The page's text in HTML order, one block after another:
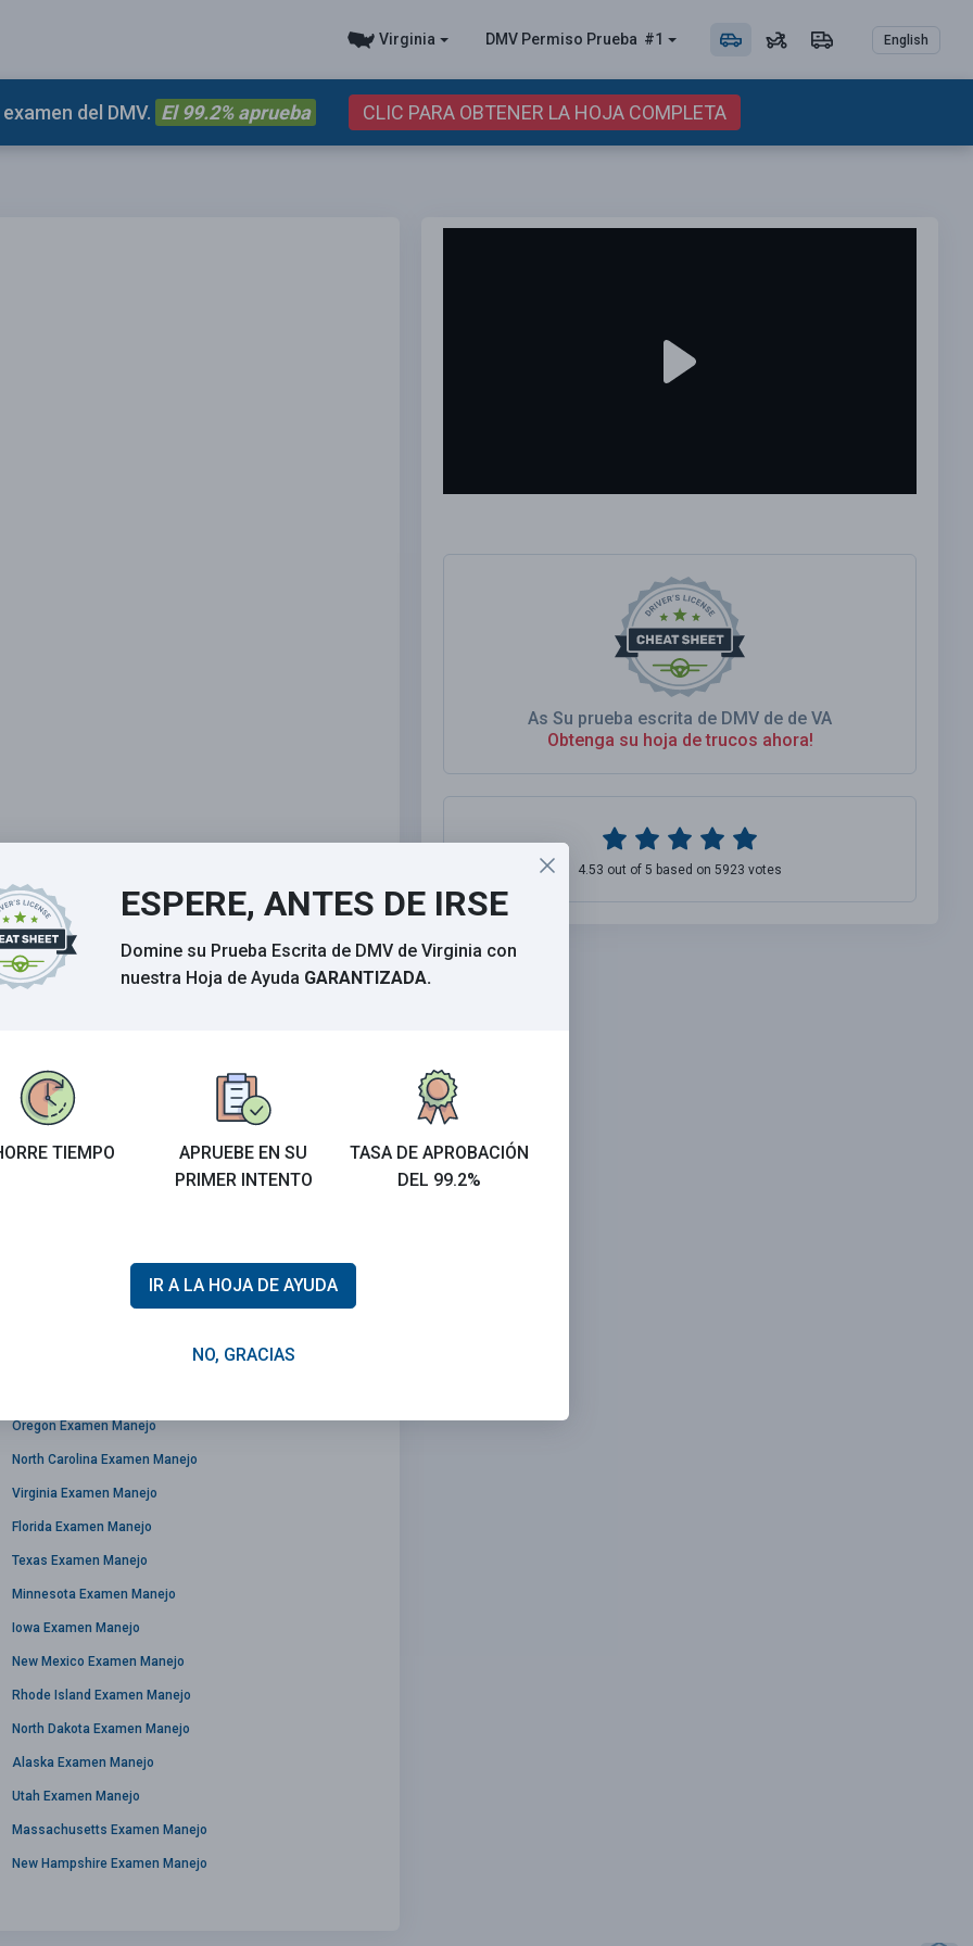
Virginia DMV Permiso Prueba #1 English
del DMV. El 99.2% aprueba CLIC PARA OBTENER LA HOJA COMPLETA
solo en la dirección de la flecha.
Oregon Examen Manejo
North Carolina Examen Manejo
Virginia Examen Manejo
Florida Examen Manejo
Texas Examen Manejo
Minnesota Examen Manejo
Iowa Examen Manejo
New Mexico Examen Manejo
Rhode Island Examen Manejo
North Dakota Examen Manejo
Alaska Examen Manejo
Utah Examen Manejo
Massachusetts Examen Manejo
New Hampshire Examen Manejo
As Su prueba escrita de DMV de de VA
Obtenga su hoja de trucos ahora!
4.53 out of 5 based on 5923 votes
ESPERE, ANTES DE IRSE
Domine su Prueba Escrita de DMV de Virginia con
nuestra Hoja de Ayuda GARANTIZADA.
TIEMPO
APRUEBE EN SU
PRIMER INTENTO
TASA DE APROBACIÓN
DEL 99.2%
IR A LA HOJA DE AYUDA
NO, GRACIAS